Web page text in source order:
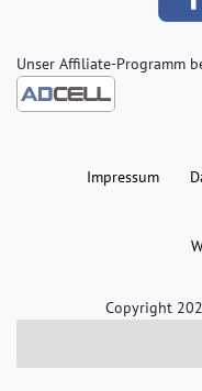
Unser Affiliate-Programm
Impressum
Copyright